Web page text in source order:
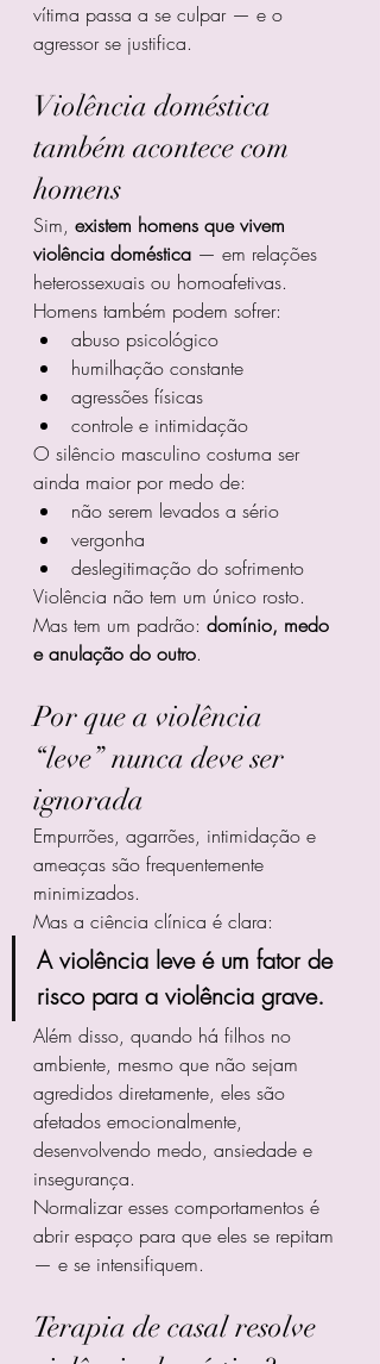
vítima passa a se culpar — e o
agressor se justifica.
Violência doméstica
também acontece com
homens
Sim, existem homens que vivem
violência doméstica — em relações
heterossexuais ou homoafetivas.
Homens também podem sofrer:
abuso psicológico
humilhação constante
agressões físicas
controle e intimidação
O silêncio masculino costuma ser
ainda maior por medo de:
não serem levados a sério
vergonha
deslegitimação do sofrimento
Violência não tem um único rosto.
Mas tem um padrão: domínio, medo
e anulação do outro.
Por que a violência
“leve” nunca deve ser
ignorada
Empurrões, agarrões, intimidação e
ameaças são frequentemente
minimizados.
Mas a ciência clínica é clara:
A violência leve é um fator de
risco para a violência grave.
Além disso, quando há filhos no
ambiente, mesmo que não sejam
agredidos diretamente, eles são
afetados emocionalmente,
desenvolvendo medo, ansiedade e
insegurança.
Normalizar esses comportamentos é
abrir espaço para que eles se repitam
— e se intensifiquem.
Terapia de casal resolve